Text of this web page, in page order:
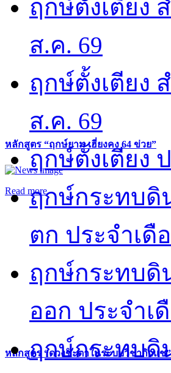
หลักสูตร “ฤกษ์ยาม เฮี่ยงคง 64 ข่วย”
Read more
หลักสูตร “ดวงชะตาในระบบวิชากิวแช”
ฤกษ์ตั้งเตียง
ส.ค. 69
ฤกษ์ตั้งเตียง
ส.ค. 69
ฤกษ์ตั้งเตียง
ฤกษ์กระทบดิ
ตก ประจำเดื
ฤกษ์กระทบดิ
ออก ประจำเ
ฤกษ์กระทบดิ